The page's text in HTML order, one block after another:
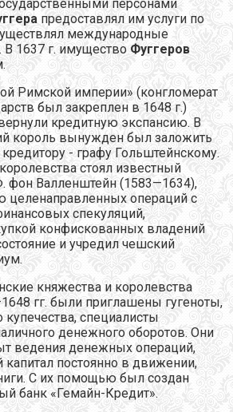
персонами
предоставлял им услуги по
международные
1637 г. имущество Фуггеров
Римской империи» (конгломерат
был закреплен в 1648 г.)
кредитную экспансию. В
король вынужден был заложить
- графу Гольштейнскому.
стоял известный
фон Валленштейн (1583—1634),
операций с
спекуляций,
конфискованных владений
и учредил чешский
княжества и королевства
гг. были приглашены гугеноты,
купечества, специалисты
денежного оборотов. Они
ведения денежных операций,
постоянно в движении,
С их помощью был создан
банк «Гемайн-Кредит».